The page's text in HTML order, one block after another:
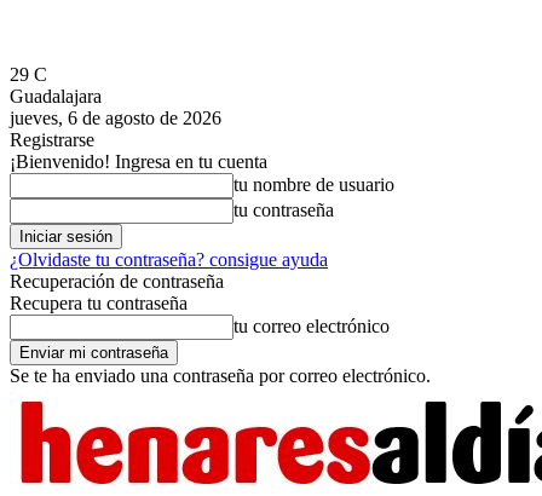
29 C
Guadalajara
jueves, 6 de agosto de 2026
Registrarse
¡Bienvenido! Ingresa en tu cuenta
tu nombre de usuario
tu contraseña
¿Olvidaste tu contraseña? consigue ayuda
Recuperación de contraseña
Recupera tu contraseña
tu correo electrónico
Se te ha enviado una contraseña por correo electrónico.